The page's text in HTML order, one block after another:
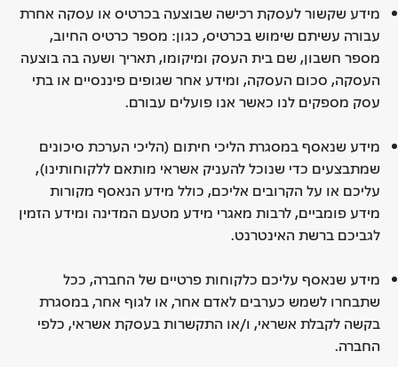
מידע שקשור לעסקת רכישה שבוצעה בכרטיס או עסקה אחרת
עבורה עשיתם שימוש בכרטיס, כגון: מספר כרטיס החיוב,
מספר חשבון, שם בית העסק ומיקומו, תאריך ושעה בה בוצעה
העסקה, סכום העסקה, ומידע אחר שגופים פיננסיים או בתי
עסק מספקים לנו כאשר אנו פועלים עבורם.
מידע שנאסף במסגרת הליכי חיתום (הליכי הערכת סיכונים
שמתבצעים כדי שנוכל להעניק אשראי מותאם ללקוחותינו),
עליכם או על הקרובים אליכם, כולל מידע הנאסף מקורות
מידע פומביים, לרבות מאגרי מידע מטעם המדינה ומידע הזמין
לגביכם ברשת האינטרנט.
מידע שנאסף עליכם כלקוחות פרטיים של החברה, ככל
שתבחרו לשמש כערבים לאדם אחר, או לגוף אחר, במסגרת
בקשה לקבלת אשראי, ו/או התקשרות בעסקת אשראי, כלפי
החברה.